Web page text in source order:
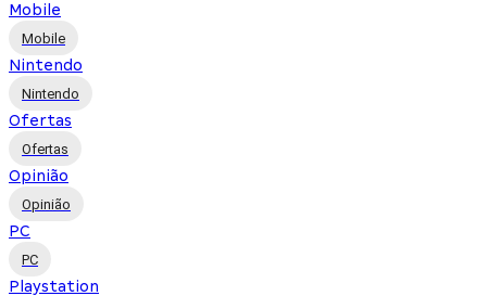
Mobile
Mobile
Nintendo
Nintendo
Ofertas
Ofertas
Opinião
Opinião
PC
PC
Playstation